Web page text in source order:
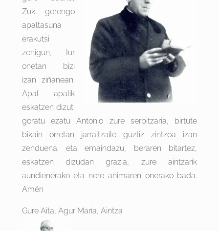
Zuk gorengo
apaltasuna
erakutsi
zenigun, Iur
onetan bizi
izan ziñanean.
Apal- apalik
eskatzen dizut:
goratu ezatu Antonio zure serbitzaria, birtute
bikain orretan jarraitzaile guztiz zintzoa izan
zenduena; eta emaindazu, beraren bitartez,
eskatzen dizudan grazia, zure aintzarik
aundienerako eta nere animaren onerako bada.
Amén
Gure Aita, Agur María, Aintza